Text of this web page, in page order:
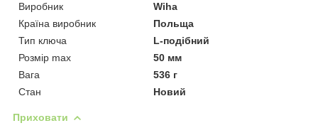
Виробник
Wiha
Країна виробник
Польща
Тип ключа
L-подібний
Розмір max
50 мм
Вага
536 г
Стан
Новий
Приховати